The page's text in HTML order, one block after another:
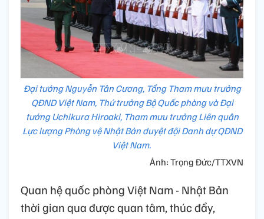
Đại tướng Nguyễn Tân Cương, Tổng Tham mưu trưởng
QĐND Việt Nam, Thứ trưởng Bộ Quốc phòng và Đại
tướng Uchikura Hiroaki, Tham mưu trưởng Liên quân
Lực lượng Phòng vệ Nhật Bản duyệt đội Danh dự QĐND
Việt Nam.
Ảnh: Trọng Đức/TTXVN
Quan hệ quốc phòng Việt Nam - Nhật Bản
thời gian qua được quan tâm, thúc đẩy,